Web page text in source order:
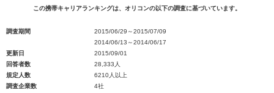
この携帯キャリアランキングは、オリコンの以下の調査に基づいています。
調査期間
2015/06/29～2015/07/09
2014/06/13～2014/06/17
更新日
2015/09/01
回答者数
28,333人
規定人数
6210人以上
調査企業数
4社